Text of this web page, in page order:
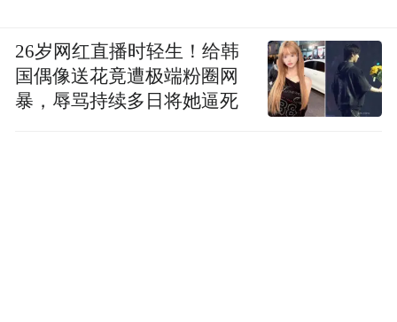
26岁网红直播时轻生！给韩
国偶像送花竟遭极端粉圈网
暴，辱骂持续多日将她逼死